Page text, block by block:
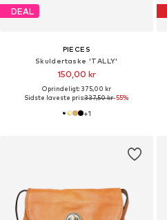
DEAL
PIECES
Skuldertaske 'TALLY'
150,00 kr
Oprindeligt: 375,00 kr
Sidste laveste pris:337,50 kr-55%
+1